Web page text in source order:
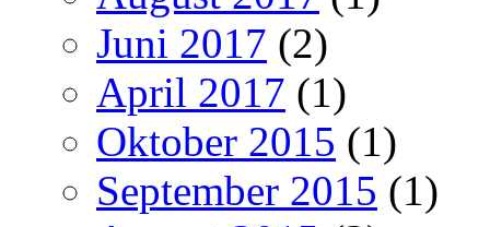
Juni 2017 (2)
April 2017 (1)
Oktober 2015 (1)
September 2015 (1)